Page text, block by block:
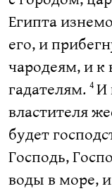
Египта
его, и
чародеям, и
гадателям. 4 И
властителя
будет
Господь,
воды в море,